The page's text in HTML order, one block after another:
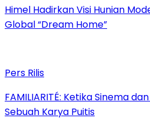
Himel Hadirkan Visi Hunian
Global “Dream Home”
Pers Rilis
FAMILIARITÉ: Ketika Sinema
Sebuah Karya Puitis